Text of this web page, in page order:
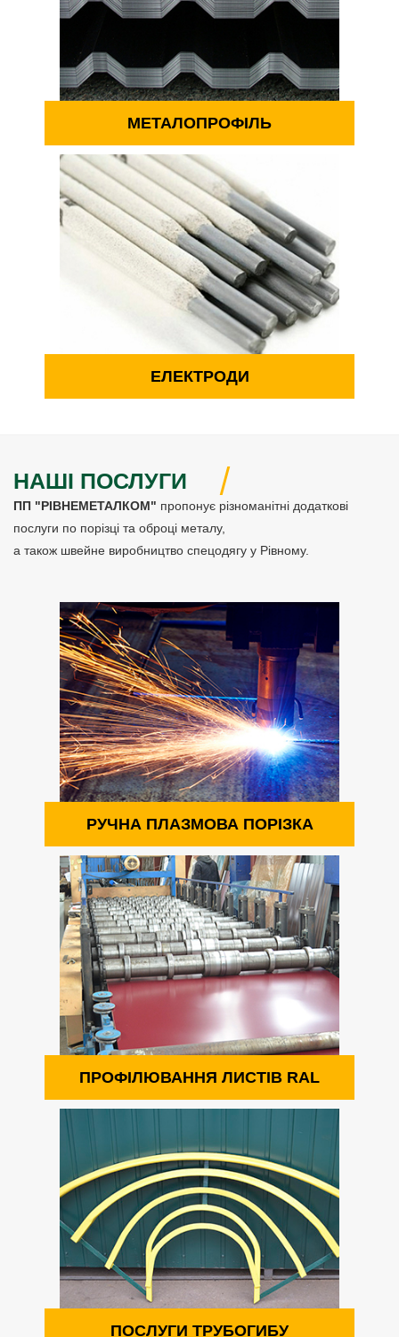
МЕТАЛОПРОФІЛЬ
ЕЛЕКТРОДИ
НАШІ ПОСЛУГИ
ПП "РІВНЕМЕТАЛКОМ" пропонує різноманітні додаткові
послуги по порізці та оброці металу,
а також швейне виробництво спецодягу у Рівному.
РУЧНА ПЛАЗМОВА ПОРІЗКА
ПРОФІЛЮВАННЯ ЛИСТІВ RAL
ПОСЛУГИ ТРУБОГИБУ